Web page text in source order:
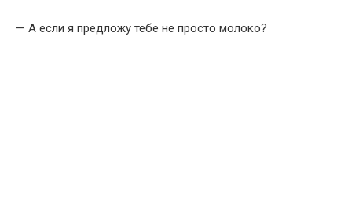
— А если я предложу тебе не просто молоко?